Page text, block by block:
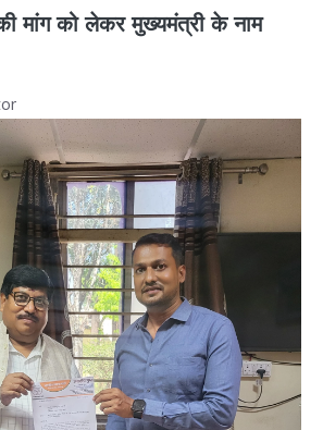
मांग को लेकर मुख्यमंत्री के नाम